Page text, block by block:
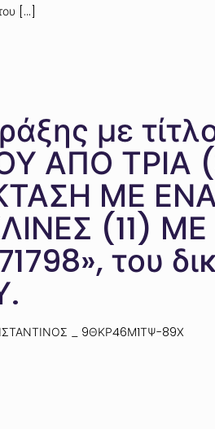
[…]
με
ΑΠΟ
ΜΕ
(11) ΜΕ
του
_ 9ΘΚΡ46Μ1ΤΨ-89Χ